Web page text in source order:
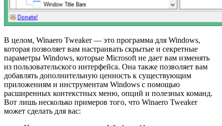
В целом, Winaero Tweaker — это программа для Windows,
которая позволяет вам настраивать скрытые и секретные
параметры Windows, которые Microsoft не дает вам изменять
из пользовательского интерфейса. Она также позволяет вам
добавлять дополнительную ценность к существующим
приложениям и инструментам Windows с помощью
расширенных контекстных меню, опций и полезных команд.
Вот лишь несколько примеров того, что Winaero Tweaker
может сделать для вас: